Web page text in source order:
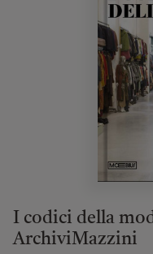
I codici della
ArchiviMazzini